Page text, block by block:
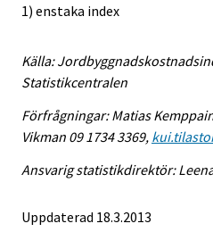
1) enstaka index
Källa:
Statistikcentralen
Förfrågningar: Matias
Vikman 09 1734 3369,
Ansvarig statistikdirektör:
Uppdaterad 18.3.2013